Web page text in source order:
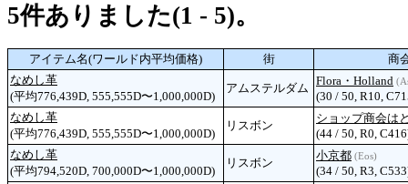
5件ありました(1 - 5)。
アイテム名(ワールド内平均価格) 街
商
なめし革
(平均776,439D, 555,555D〜1,000,000D)
アムステルダム
Flora・Holland
(30 / 50, R10,
なめし革
(平均776,439D, 555,555D〜1,000,000D)
リスボン
ショップ商会は
(44 / 50, R0,
なめし革
(平均794,520D, 700,000D〜1,000,000D)
リスボン
小京都 (Eos)
(34 / 50, R3,